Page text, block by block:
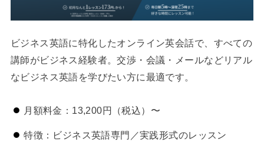
ビジネス英語に特化したオンライン英会話で、すべての
講師がビジネス経験者。交渉・会議・メールなどリアル
なビジネス英語を学びたい方に最適です。
月額料金：13,200円（税込）〜
特徴：ビジネス英語専門／実践形式のレッスン